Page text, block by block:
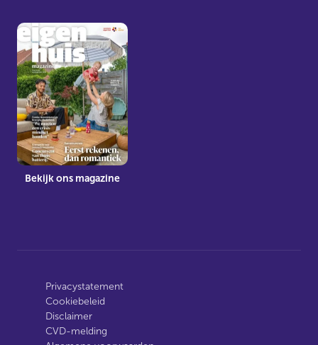
Bekijk ons magazine
Privacystatement
Cookiebeleid
Disclaimer
CVD-melding